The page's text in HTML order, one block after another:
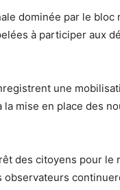
dominée par le bloc
à participer aux
une
mise en place des
des citoyens pour le